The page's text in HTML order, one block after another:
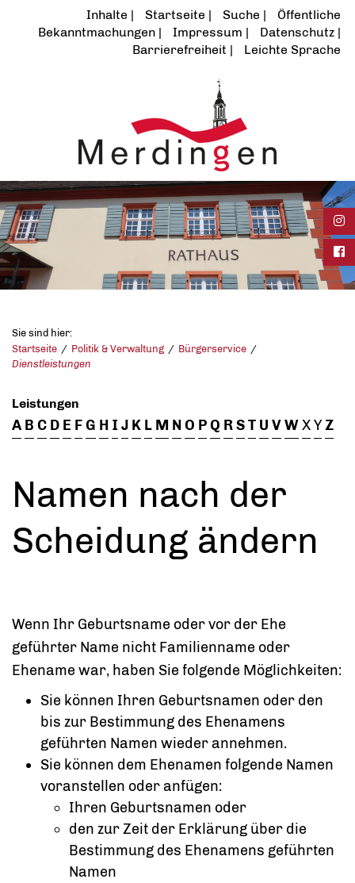
Inhalte Startseite Suche
Öffentliche
Bekanntmachungen
Impressum
Datenschutz
Barrierefreiheit
Leichte Sprache
Sie sind hier:
Startseite
Politik & Verwaltung
Bürgerservice
Dienstleistungen
Leistungen
A B C D E FG H I J K L M NO PQ RST U VWXYZ
Namen nach der
Scheidung ändern
Wenn Ihr Geburtsname oder vor der Ehe
geführter Name nicht Familienname oder
Ehename war, haben Sie folgende Möglichkeiten:
Sie können Ihren Geburtsnamen oder den
bis zur Bestimmung des Ehenamens
geführten Namen wieder annehmen.
Sie können dem Ehenamen folgende Namen
voranstellen oder anfügen:
Ihren Geburtsnamen oder
den zur Zeit der Erklärung über die
Bestimmung des Ehenamens geführten
Namen